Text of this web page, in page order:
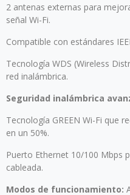
2 antenas externas para
señal Wi-Fi.
Compatible con estándares
Tecnología WDS (Wireless
red inalámbrica.
Seguridad inalámbrica
Tecnología GREEN Wi-Fi que
en un 50%.
Puerto Ethernet 10/100 Mbps
cableada.
Modos de funcionamiento: